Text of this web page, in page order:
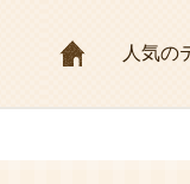
HOME人気の